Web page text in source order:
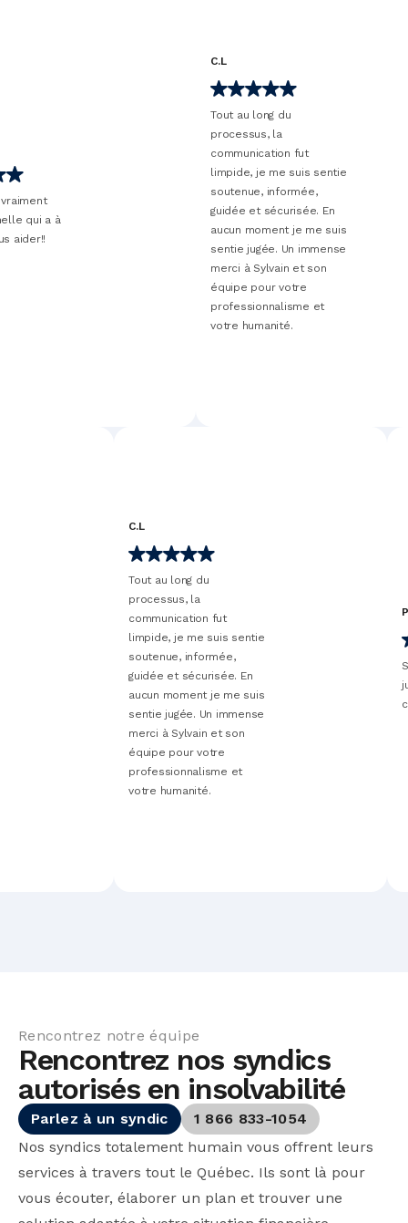
a à
Tout au long du
processus, la
communication fut
limpide, je me suis sentie
soutenue, informée,
guidée et sécurisée. En
aucun moment je me suis
sentie jugée. Un immense
merci à Sylvain et son
équipe pour votre
professionnalisme et
votre humanité.
Tout au long du
processus, la
communication fut
limpide, je me suis sentie
soutenue, informée,
guidée et sécurisée. En
aucun moment je me suis
sentie jugée. Un immense
merci à Sylvain et son
équipe pour votre
professionnalisme et
votre humanité.
Rencontrez notre équipe
Rencontrez nos syndics
autorisés en insolvabilité
Parlez à un syndic
1 866 833-1054
Nos syndics totalement humain vous offrent leurs
services à travers tout le Québec. Ils sont là pour
vous écouter, élaborer un plan et trouver une